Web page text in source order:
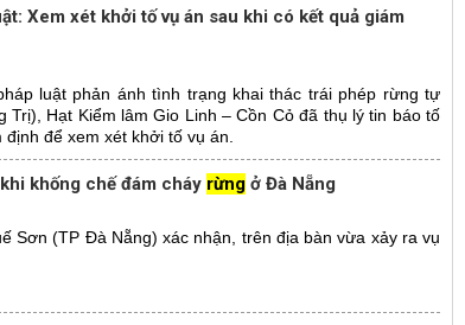
Xem xét khởi tố vụ án sau khi có kết quả giám
luật phản ánh tình trạng khai thác trái phép rừng tự
Trị), Hạt Kiểm lâm Gio Linh – Cồn Cỏ đã thụ lý tin báo tố
để xem xét khởi tố vụ án.
khống chế đám cháy rừng ở Đà Nẵng
Sơn (TP Đà Nẵng) xác nhận, trên địa bàn vừa xảy ra vụ